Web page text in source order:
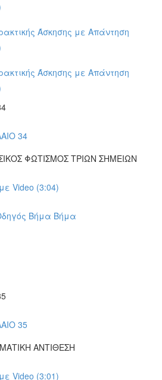
Άσκησης με Απάντηση
Άσκησης με Απάντηση
34
ΦΩΤΙΣΜΟΣ ΤΡΙΩΝ ΣΗΜΕΙΩΝ
Video (3:04)
Βήμα Βήμα
35
ΑΝΤΙΘΕΣΗ
Video (3:01)